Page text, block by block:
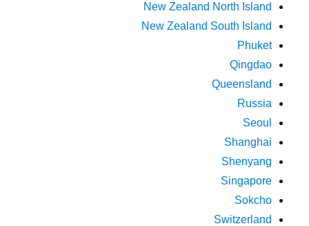
New Zealand North Island
New Zealand South Island
Phuket
Qingdao
Queensland
Russia
Seoul
Shanghai
Shenyang
Singapore
Sokcho
Switzerland